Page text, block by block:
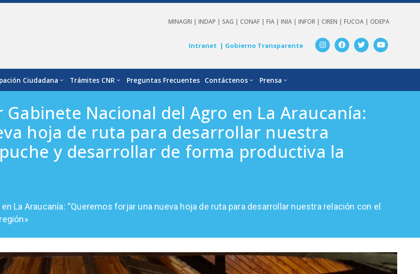
MINAGRI |INDAP | SAG | CONAF |FIA |INIA |INFOR | CIREN |FUCOA | ODEPA
Intranet | Gobierno Transparente
Ciudadana Trámites CNR Preguntas Frecuentes Contáctenos Prensa
Nacional del Agro en La Araucanía:
hoja de ruta para desarrollar nuestra
y desarrollar de forma productiva la
La Araucanía: “Queremos forjar una nueva hoja de ruta para desarrollar nuestra relación con el